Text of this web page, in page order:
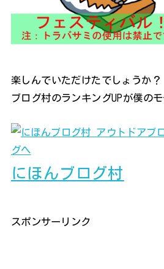
楽しんでいただけたでしょうか？
ブログ村のランキングUPが僕のモ
にほんブログ村
スポンサーリンク